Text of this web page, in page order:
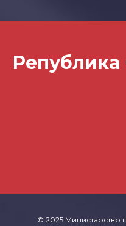
Република
© 2025 Министарство